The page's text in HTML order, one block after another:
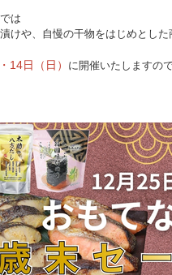
は
けや、自慢の干物をはじめとし
14日（日） に開催いたしますの